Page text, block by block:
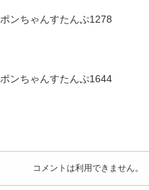
ポンちゃんすたんぷ1278
ポンちゃんすたんぷ1644
コメントは利用できません。